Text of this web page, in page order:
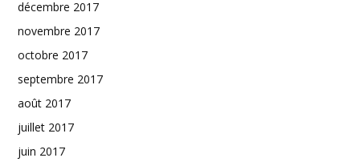
décembre 2017
novembre 2017
octobre 2017
septembre 2017
août 2017
juillet 2017
juin 2017